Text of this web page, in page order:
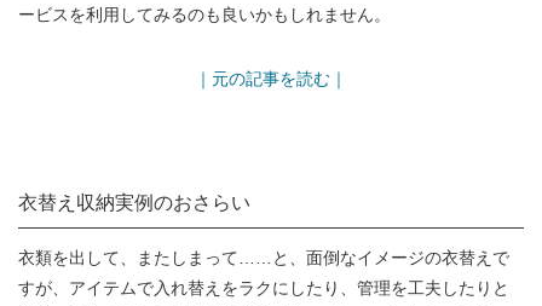
ービスを利用してみるのも良いかもしれません。
｜元の記事を読む｜
衣替え収納実例のおさらい
衣類を出して、またしまって……と、面倒なイメージの衣替えで
すが、アイテムで入れ替えをラクにしたり、管理を工夫したりと